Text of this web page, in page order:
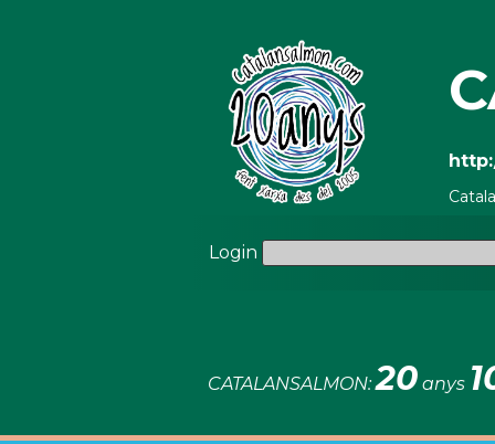
Login
CATALANSALMON:20 anys